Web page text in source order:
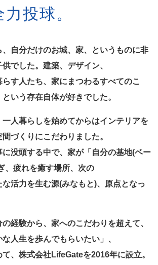
投球。
自分だけのお城、家、というものに非
でした。建築、デザイン、
す人たち、家にまつわるすべてのこ
いう存在自体が好きでした。
人暮らしを始めてからはインテリアを
づくりにこだわりました。
に没頭する中で、家が「自分の基地(ベー
、疲れを癒す場所、次の
な活力を生む源(みなもと)、原点となっ
経験から、家へのこだわりを超えて、
な人生を歩んでもらいたい」、
、株式会社LifeGateを2016年に設立。